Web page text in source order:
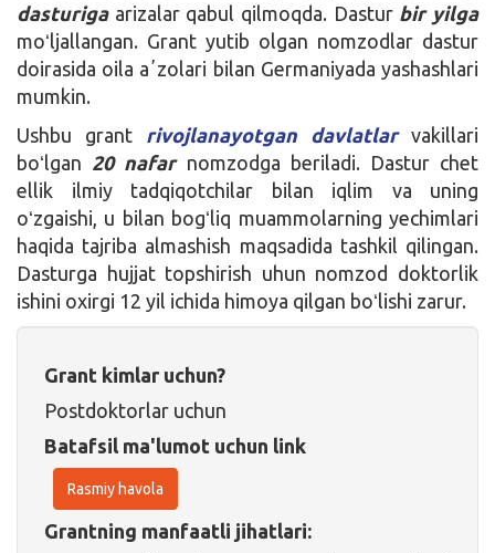
dasturigaarizalar qabul qilmoqda. Dastur bir yilga
moʻljallangan. Grant yutib olgan nomzodlar dastur
doirasida oila aʼzolari bilan Germaniyada yashashlari
mumkin.
Ushbu grant rivojlanayotgan davlatlarvakillari
boʻlgan 20 nafar nomzodga beriladi. Dastur chet
ellik ilmiy tadqiqotchilar bilan iqlim va uning
oʻzgaishi, u bilan bogʻliq muammolarning yechimlari
haqida tajriba almashish maqsadida tashkil qilingan.
Dasturga hujjat topshirish uhun nomzod doktorlik
ishini oxirgi 12 yil ichida himoya qilgan boʻlishi zarur.
Grant kimlar uchun?
Postdoktorlar uchun
Batafsil ma'lumot uchun link
Rasmiy havola
Grantning manfaatli jihatlari: